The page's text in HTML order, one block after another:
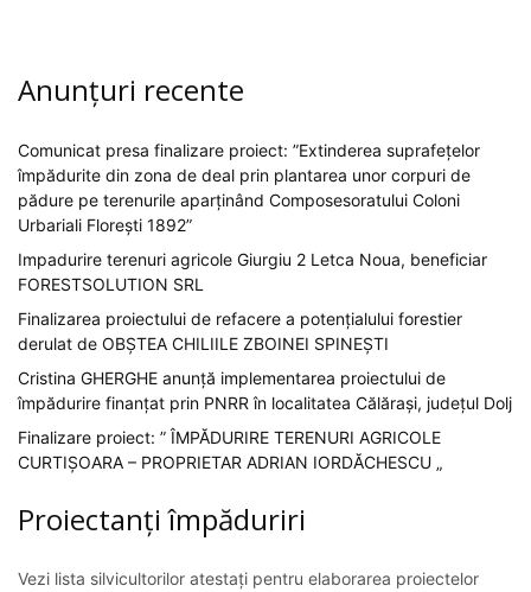
Anunțuri recente
Comunicat presa finalizare proiect: ”Extinderea suprafețelor
împădurite din zona de deal prin plantarea unor corpuri de
pădure pe terenurile aparținând Composesoratului Coloni
Urbariali Florești 1892”
Impadurire terenuri agricole Giurgiu 2 Letca Noua, beneficiar
FORESTSOLUTION SRL
Finalizarea proiectului de refacere a potențialului forestier
derulat de OBȘTEA CHILIILE ZBOINEI SPINEȘTI
Cristina GHERGHE anunță implementarea proiectului de
împădurire finanțat prin PNRR în localitatea Călărași, județul Dolj
Finalizare proiect: ” ÎMPĂDURIRE TERENURI AGRICOLE
CURTIȘOARA – PROPRIETAR ADRIAN IORDĂCHESCU „
Proiectanți împăduriri
Vezi lista silvicultorilor atestați pentru elaborarea proiectelor